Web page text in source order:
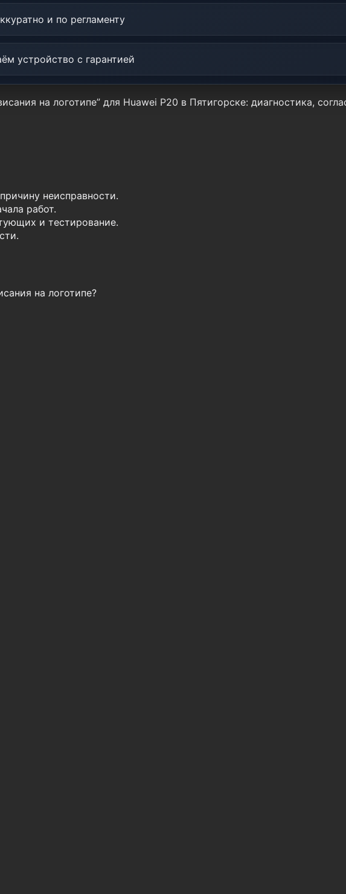
и по регламенту
устройство с гарантией
на логотипе” для Huawei P20 в Пятигорске: диагностика,
неисправности.
работ.
и тестирование.
на логотипе?